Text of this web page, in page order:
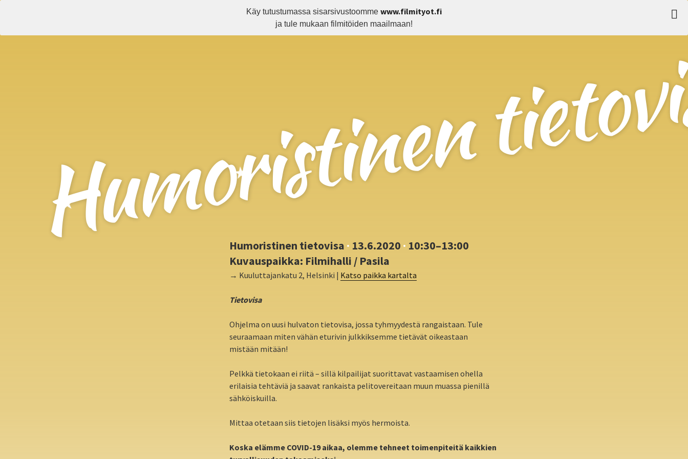
Käy tutustumassa sisarsivustoomme www.filmityot.fi
ja tule mukaan filmitöiden maailmaan!
Humoristinen
Humoristinen tietovisa · 13.6.2020 · 10:30–13:00
Kuvauspaikka: Filmihalli / Pasila
→ Kuuluttajankatu 2, Helsinki | Katso paikka kartalta
Tietovisa
Ohjelma on uusi hulvaton tietovisa, jossa tyhmyydestä rangaistaan. Tule
seuraamaan miten vähän eturivin julkkiksemme tietävät oikeastaan
mistään mitään!
Pelkkä tietokaan ei riitä – sillä kilpailijat suorittavat vastaamisen ohella
erilaisia tehtäviä ja saavat rankaista pelitovereitaan muun muassa pienillä
sähköiskuilla.
Mittaa otetaan siis tietojen lisäksi myös hermoista.
Koska elämme COVID-19 aikaa, olemme tehneet toimenpiteitä kaikkien